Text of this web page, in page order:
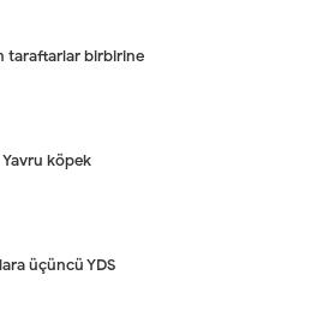
taraftarlar birbirine
Yavru köpek
üçüncü YDS